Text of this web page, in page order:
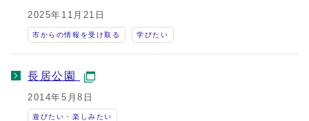
2025年11月21日
市からの情報を受け取る 学びたい
長居公園
2014年5月8日
遊びたい・楽しみたい